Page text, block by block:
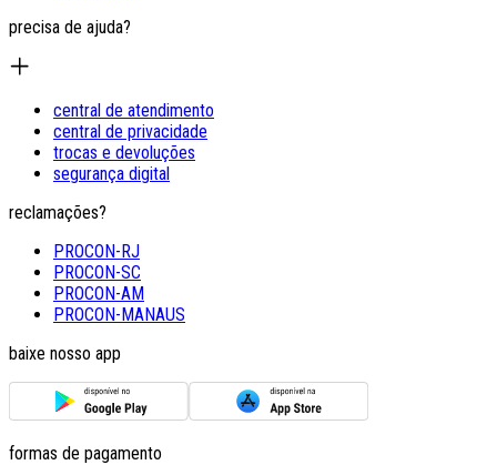
precisa de ajuda?
central de atendimento
central de privacidade
trocas e devoluções
segurança digital
reclamações?
PROCON-RJ
PROCON-SC
PROCON-AM
PROCON-MANAUS
baixe nosso app
formas de pagamento